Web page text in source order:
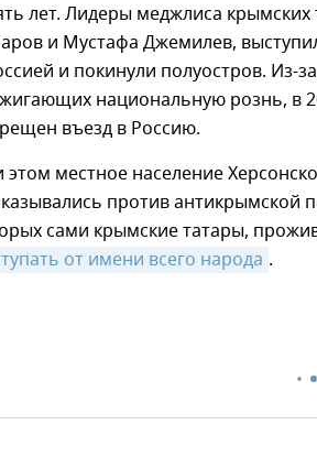
лет. Лидеры меджлиса
и Мустафа Джемилев,
и покинули полуостров. Из-
национальную рознь, в
въезд в Россию.
этом местное население
против антикрымской
сами крымские татары,
от имени всего народа .